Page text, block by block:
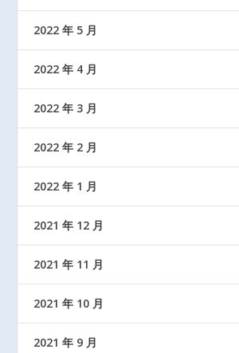
2022 年 5 月
2022 年 4 月
2022 年 3 月
2022 年 2 月
2022 年 1 月
2021 年 12 月
2021 年 11 月
2021 年 10 月
2021 年 9 月